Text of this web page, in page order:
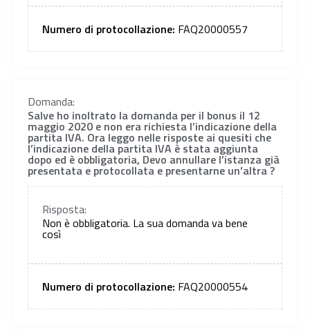
Numero di protocollazione: FAQ20000557
Domanda:
Salve ho inoltrato la domanda per il bonus il 12
maggio 2020 e non era richiesta l’indicazione della
partita IVA. Ora leggo nelle risposte ai quesiti che
l’indicazione della partita IVA è stata aggiunta
dopo ed è obbligatoria, Devo annullare l’istanza già
presentata e protocollata e presentarne un’altra ?
Risposta:
Non è obbligatoria. La sua domanda va bene
così
Numero di protocollazione: FAQ20000554